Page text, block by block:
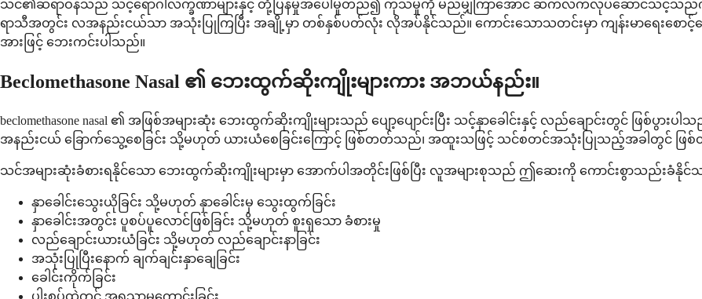
သင်၏ဆရာဝန်သည် သင့်ရောဂါလက္ခဏာများနှင့် တုံ့ပြန်မှုအပေါ်မူတည်၍ ကုသမှုကို မည်မျှကြာအောင် ဆက်လက်လုပ်ဆောင်သင့်သ
ရာသီအတွင်း လအနည်းငယ်သာ အသုံးပြုကြပြီး အချို့မှာ တစ်နှစ်ပတ်လုံး လိုအပ်နိုင်သည်။ ကောင်းသောသတင်းမှာ ကျန်းမာရေးစော
အားဖြင့် ဘေးကင်းပါသည်။
Beclomethasone Nasal ၏ ဘေးထွက်ဆိုးကျိုးများကား အဘယ်နည်း။
beclomethasone nasal ၏ အဖြစ်အများဆုံး ဘေးထွက်ဆိုးကျိုးများသည် ပျော့ပျောင်းပြီး သင့်နှာခေါင်းနှင့် လည်ချောင်းတွင် ဖြစ်ပွာ
အနည်းငယ် ခြောက်သွေ့စေခြင်း သို့မဟုတ် ယားယံစေခြင်းကြောင့် ဖြစ်တတ်သည်၊ အထူးသဖြင့် သင်စတင်အသုံးပြုသည့်အခါတွင် ဖြ
သင်အများဆုံးခံစားရနိုင်သော ဘေးထွက်ဆိုးကျိုးများမှာ အောက်ပါအတိုင်းဖြစ်ပြီး လူအများစုသည် ဤဆေးကို ကောင်းစွာသည်းခံ
နှာခေါင်းသွေးယိုခြင်း သို့မဟုတ် နှာခေါင်းမှ သွေးထွက်ခြင်း
နှာခေါင်းအတွင်း ပူစပ်ပူလောင်ဖြစ်ခြင်း သို့မဟုတ် စူးရှသော ခံစားမှု
လည်ချောင်းယားယံခြင်း သို့မဟုတ် လည်ချောင်းနာခြင်း
အသုံးပြုပြီးနောက် ချက်ချင်းနှာချေခြင်း
ခေါင်းကိုက်ခြင်း
ပါးစပ်ထဲတွင် အရသာမကောင်းခြင်း